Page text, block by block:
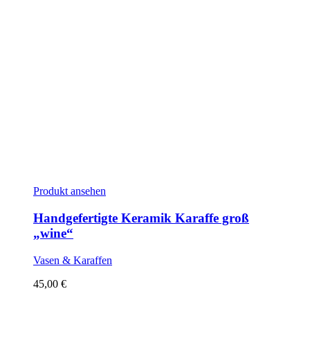
Produkt ansehen
Handgefertigte Keramik Karaffe groß
„wine“
Vasen & Karaffen
45,00 €